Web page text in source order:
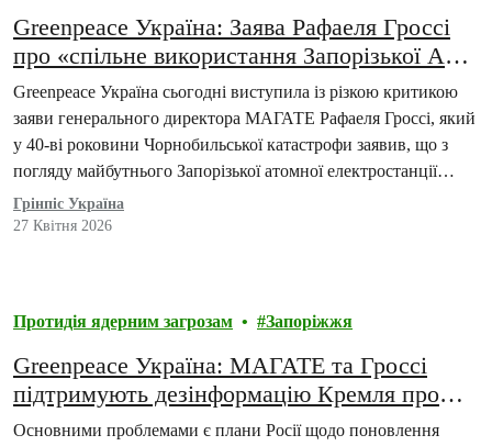
Greenpeace Україна: Заява Рафаеля Гроссі
про «спільне використання Запорізької АЕС
росією та Україною» небезпечна та
незаконна
Greenpeace Україна сьогодні виступила із різкою критикою
заяви генерального директора МАГАТЕ Рафаеля Гроссі, який
у 40-ві роковини Чорнобильської катастрофи заявив, що з
погляду майбутнього Запорізької атомної електростанції
(ЗАЕС) «чисто технічно її спільне використання Україною та
Росією є можливим».
Грінпіс Україна
27 Квітня 2026
Протидія ядерним загрозам Запоріжжя
Greenpeace Україна: МАГАТЕ та Гроссі
підтримують дезінформацію Кремля про
кризу на Запорізькій АЕС
Основними проблемами є плани Росії щодо поновлення